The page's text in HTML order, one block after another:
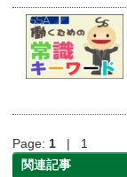
Page: 1 | 1
関連記事